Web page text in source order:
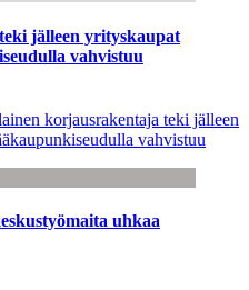
jälleen yrityskaupat
vahvistuu
korjausrakentaja teki jälleen
vahvistuu
uhkaa